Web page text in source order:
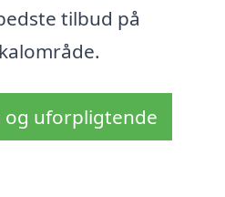
tilbud på
og uforpligtende